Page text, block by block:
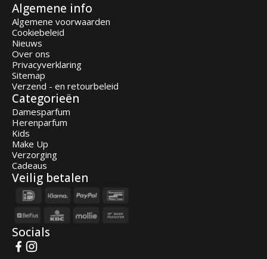
Algemene info
Algemene voorwaarden
Cookiebeleid
Nieuws
Over ons
Privacyverklaring
Sitemap
Verzend - en retourbeleid
Categorieën
Damesparfum
Herenparfum
Kids
Make Up
Verzorging
Cadeaus
Veilig betalen
Socials